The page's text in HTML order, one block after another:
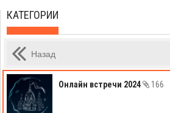
КАТЕГОРИИ
Назад
Онлайн встречи 2024 166